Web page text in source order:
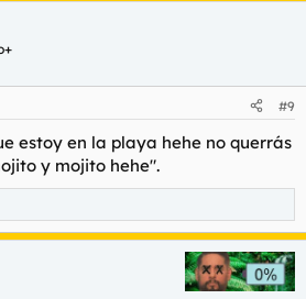
#9
estoy en la playa hehe no querrás
y mojito hehe".